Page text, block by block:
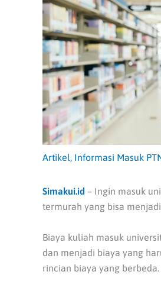
Artikel, Informasi Masuk
Simakui.id – Ingin masuk
termurah yang bisa
Biaya kuliah masuk
dan menjadi biaya yang
rincian biaya yang berbeda.